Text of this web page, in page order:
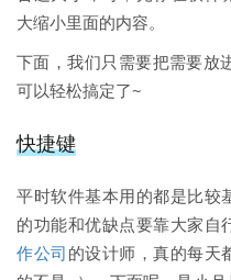
大缩小里面的内容。
下面，我们只需要把需要放
可以轻松搞定了~
快捷键
平时软件基本用的都是比较
的功能和优缺点要靠大家自
作公司 的设计师，真的每天